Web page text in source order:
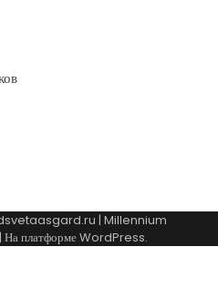
| Millennium
| На платформеWordPress.